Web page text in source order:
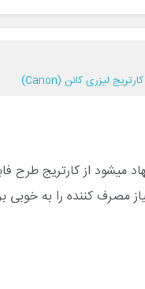
کارتریج لیزری کانن (Canon)
میشود از کارتریج طرح
مصرف کننده را به خوبی